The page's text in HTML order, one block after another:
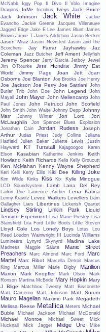
McNabb
Iggy Pop Il Divo Il Volo
Imagine
Dragons
InMe Incubus Iveys
Jack Bruce
Jack Johnson
Jack White
Jackie
Evancho
Jackie Greene
Jacques Villeneuve
Jagged Edge Jake E Lee James Blunt James
Brown Jamie T Jane's Addiction Jason Becker
Jason Mraz Jason Newsted Jason and the
Scorchers
Jay Farrar Jayhawks
Jaz
Coleman Jazz Butcher Jeff Ament Jellyfish
Jeremy Spencer Jerry Garcia Jetboy Jewel
Jim O'Rourke
Jimi Hendrix
Jimmy Eat
World
Jimmy Page Joan Jett
Joan
Osborne Joe Blanton Joe Brooks Joe Henry
Joe Jackson Joe Perry Joe Satriani John
Butler Trio
John Doe John Legend
John
Mayall
John Mayer John Mellencamp John
Paul Jones
John Petrucci John Scofield
John Smith John Waite Johnny Depp Johnny
Marr
Johnny Winter Jon Lord
Jon
McLaughlin
Jon Spencer Blues Explosion
Jonathan Cain
Jordan Rudess
Joseph
Arthur
Judas Priest Judy Collins
Juliana
Hatfield
Julien Baker Juliette Lewis
Justin
Hayward
KT Tunstall Kajagoogoo
Karen
Elson
Kasabian Katherine Jenkins
Keith
Howland Keith Richards Kelis Kelly Groucutt
Ken McMahan Kenny Wayne Shepherd
Keri Kelli Kerry Ellis Kiki Dee Killing Joke
Kim Wilde Kinks Kiss Kix Kylie Minogue
LCD Soundsystem Lamb Lana Del Rey
Larkin Poe Laurence Archer Lena Katina
Lenny Kravitz Levee Walkers Levellers
Liam
Gallagher
Liars Libertines Lickerish Quartet
Lindsey Stirling Linkin Park
Liquid
Tension Experiment
Lisa Marie Presley
Lisa
Stansfield
Lita Ford Little Boots Little Steven
Lloyd Cole Los Lonely Boys Lotus
Lou
Reed
Loudon Wainwright III
Lucinda Williams
Lumineers
Lynyrd Skynyrd Madina Lake
Madness Magpie Salute
Manic Street
Preachers
Marc Almond Marc Ford
Marc
Martel Marc Ribot Marcella Detroit
Marcus
King
Marcus Miller Marie Digby Marillion
Marion Mark Knopfler Mark Olson
Mark
Ronson Martina McBride Mary Hopkin Mary
J Blige
Matchbox Twenty
Matt Bissonette
Matt Cameron
Matt Johnson Matt Sorum
Mauro Magellan Maximo Park Megadeth
Melissa Reese
Metallica Meters Michael
Buble
Michael Jackson Michael McDonald
Michael Monroe Michael Sweet
Mick
Hucknall
Mick Jagger Midge Ure
Mike